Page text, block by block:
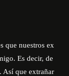
que nuestros ex
Es decir, de
Así que extrañar